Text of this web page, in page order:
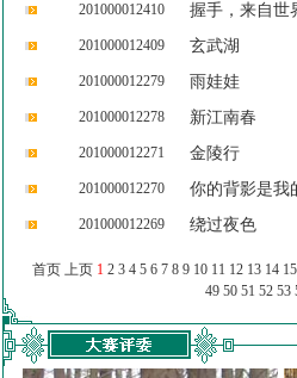
201000012410 握手，来自世
201000012409 玄武湖
201000012279 雨娃娃
201000012278 新江南春
201000012271 金陵行
201000012270 你的背影是我
201000012269 绕过夜色
首页 上页 1 2 3 4 5 6 7 8 9 10 11 12 13 14 15
49 50 51 52 53